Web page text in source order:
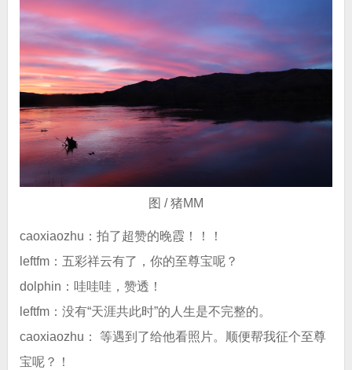
图 / 猪MM
caoxiaozhu：拍了超赞的晚霞！！！
leftfm：五彩祥云有了，你的至尊宝呢？
dolphin：哇哇哇，赞透！
leftfm：没有“天涯共此时”的人生是不完整的。
caoxiaozhu： 等遇到了给他看照片。顺便帮我征个至尊
宝呢？！